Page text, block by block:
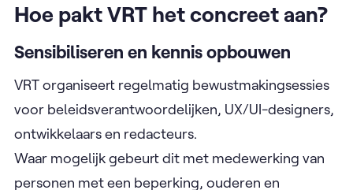
Hoe pakt VRT het concreet aan?
Sensibiliseren en kennis opbouwen
VRT organiseert regelmatig bewustmakingsessies
voor beleidsverantwoordelijken, UX/UI-designers,
ontwikkelaars en redacteurs.
Waar mogelijk gebeurt dit met medewerking van
personen met een beperking, ouderen en